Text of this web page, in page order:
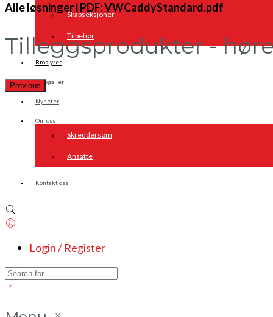
Skapseksjoner
Tilbehør
Brosjyrer
Fotogalleri
Nyheter
Om oss
Skreddersøm
Ansatte
Kontakt oss
Login / Register
Alle løsninger i PDF: VWCaddyStandard.pdf
Tilleggsprodukter -
Previous